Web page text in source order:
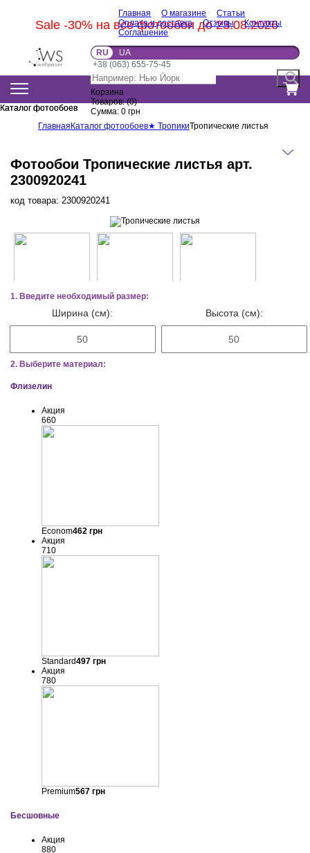
Sale -30% на все фотообои до 23.08.2026
Главная О магазине
Статьи
Оплата и доставка
Отзывы
Контакты
Соглашение
RU
UA
+38 (063) 655-75-45
Корзина
Товаров:(0)
Сумма: 0 грн
Каталог фотообоев
Каталог фотообоев
Главная Каталог фотообоев★ ТропикиТропические листья
Фотообои Тропические листья арт.
2300920241
код товара: 2300920241
1. Введите необходимый размер:
Ширина (см): Высота (см):
2. Выберите материал:
Флизелин
Акция
660
Econom462грн
Акция
710
Standard497грн
Акция
780
Premium567грн
Бесшовные
Акция
880